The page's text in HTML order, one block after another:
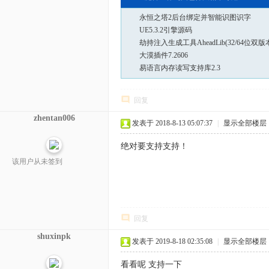
永恒之塔2后台绑定并智能识图识字
UE5.3.2引擎源码
劫持注入生成工具AheadLib(32/64位双版
大漠插件7.2606
易语言内存读写支持库2.3
回复
zhentan006
该用户从未签到
发表于 2018-8-13 05:07:37 显示全部楼层
绝对要支持支持！
回复
shuxinpk
发表于 2019-8-18 02:35:08 显示全部楼层
看看呢 支持一下